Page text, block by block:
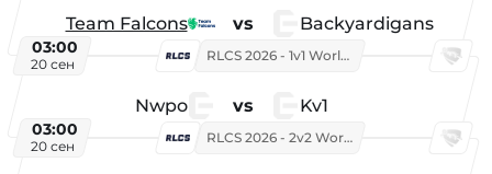
Team Falcons vs Backyardigans
03:00
20 сен
RLCS 2026 - 1v1 World Championship
Nwpo vs Kv1
03:00
20 сен
RLCS 2026 - 2v2 World Championship